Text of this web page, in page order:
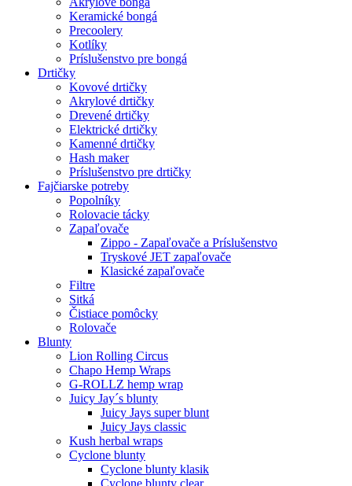
Keramické bongá
Precoolery
Kotlíky
Príslušenstvo pre bongá
Drtičky
Kovové drtičky
Akrylové drtičky
Drevené drtičky
Elektrické drtičky
Kamenné drtičky
Hash maker
Príslušenstvo pre drtičky
Fajčiarske potreby
Popolníky
Rolovacie tácky
Zapaľovače
Zippo - Zapaľovače a Príslušenstvo
Tryskové JET zapaľovače
Klasické zapaľovače
Filtre
Sitká
Čistiace pomôcky
Rolovače
Blunty
Lion Rolling Circus
Chapo Hemp Wraps
G-ROLLZ hemp wrap
Juicy Jay´s blunty
Juicy Jays super blunt
Juicy Jays classic
Kush herbal wraps
Cyclone blunty
Cyclone blunty klasik
Cyclone blunty clear